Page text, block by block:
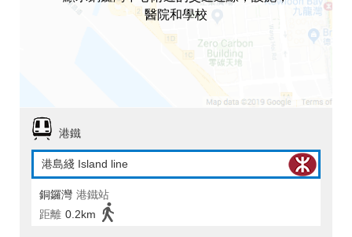
醫院和學校
港鐵
港島綫 Island line
銅鑼灣 港鐵站
距離 0.2km